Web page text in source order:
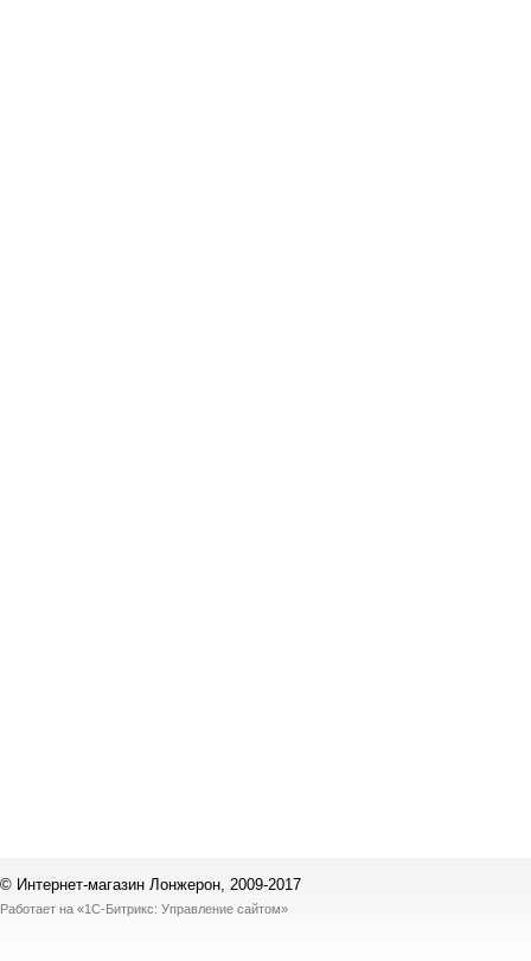
© Интернет-магазин Лонжерон, 2009-2017
Работает на «1С-Битрикс: Управление сайтом»